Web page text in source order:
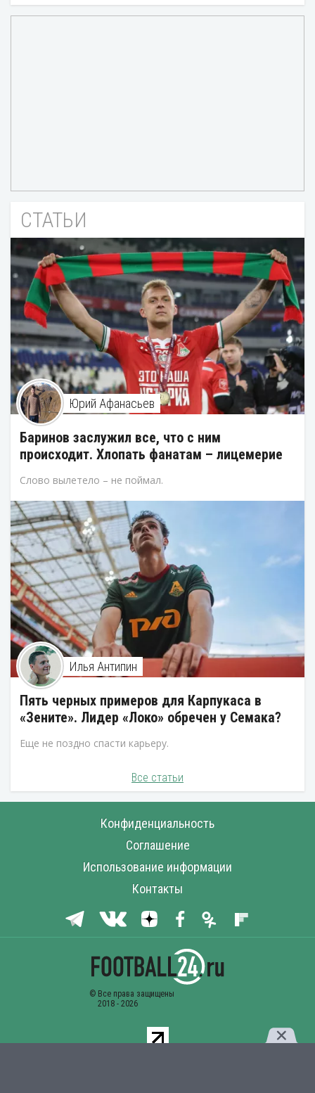
СТАТЬИ
Юрий Афанасьев
Баринов заслужил все, что с ним
происходит. Хлопать фанатам – лицемерие
Слово вылетело – не поймал.
Илья Антипин
Пять черных примеров для Карпукаса в
«Зените». Лидер «Локо» обречен у Семака?
Еще не поздно спасти карьеру.
Все статьи
Конфиденциальность
Соглашение
Использование информации
Контакты